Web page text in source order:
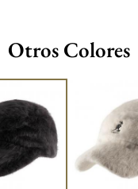
Otros Colores